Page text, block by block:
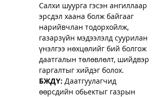
Салхи шуурга гэсэн ангиллаар
эрсдэл хаана болж байгааг
нарийвчлан тодорхойлж,
газарзүйн мэдээлэлд суурилан
үнэлгээ нөхцөлийг бий болгож
даатгалын төлөвлөлт, шийдвэр
гаргалтыг хийдэг болох.
БЖДҮ: Даатгуулагчид
өөрсдийн обьектыг газрын